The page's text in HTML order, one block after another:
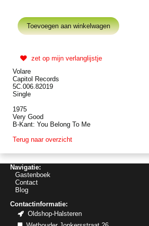
zet op mijn verlanglijstje
Volare
Capitol Records
5C.006.82019
Single
1975
Very Good
B-Kant: You Belong To Me
Terug naar overzicht
Navigatie:
Gastenboek
Contact
Blog
Contactinformatie:
Oldshop-Halsteren